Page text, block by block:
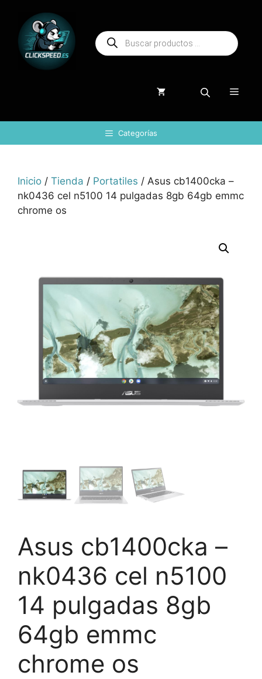
contenido
Búsqueda
de
productos
Menú
Categorías
Inicio / Tienda / Portatiles / Asus cb1400cka –
nk0436 cel n5100 14 pulgadas 8gb 64gb emmc
chrome os
Asus cb1400cka –
nk0436 cel n5100
14 pulgadas 8gb
64gb emmc
chrome os